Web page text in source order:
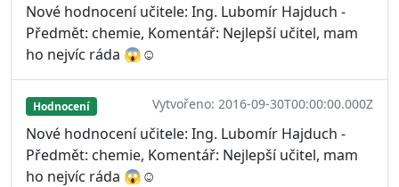
Nové hodnocení učitele: Ing. Lubomír Hajduch -
Předmět: chemie, Komentář: Nejlepší učitel, mam
ho nejvíc ráda 😱☺
Hodnocení Vytvořeno: 2016-09-30T00:00:00.000Z
Nové hodnocení učitele: Ing. Lubomír Hajduch -
Předmět: chemie, Komentář: Nejlepší učitel, mam
ho nejvíc ráda 😱☺